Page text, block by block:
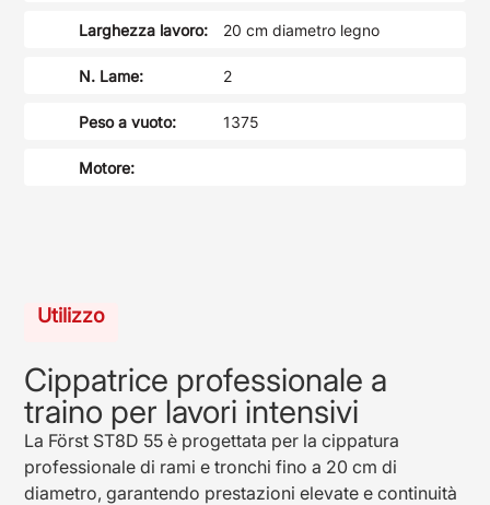
Larghezza lavoro: 20 cm diametro legno
N. Lame: 2
Peso a vuoto: 1375
Motore:
Utilizzo
Cippatrice professionale a
traino per lavori intensivi
La Först ST8D 55 è progettata per la cippatura
professionale di rami e tronchi fino a 20 cm di
diametro, garantendo prestazioni elevate e continuità